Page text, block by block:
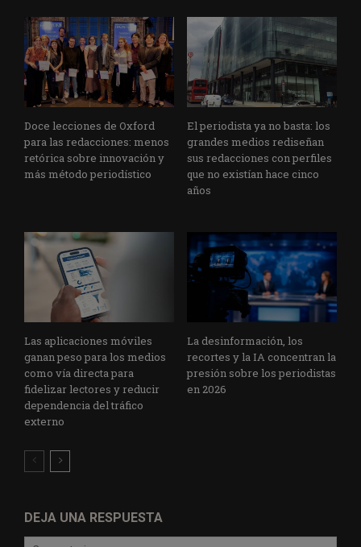
Doce lecciones de Oxford
para las redacciones: menos
retórica sobre innovación y
más método periodístico
El periodista ya no basta: los
grandes medios rediseñan
sus redacciones con perfiles
que no existían hace cinco
años
Las aplicaciones móviles
ganan peso para los medios
como vía directa para
fidelizar lectores y reducir
dependencia del tráfico
externo
La desinformación, los
recortes y la IA concentran la
presión sobre los periodistas
en 2026
DEJA UNA RESPUESTA